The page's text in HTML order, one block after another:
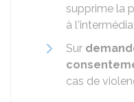
supprime la
à
Sur
cas de